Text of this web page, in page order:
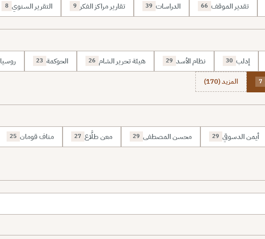
تقدير الموقف 66 الدراسات 39 تقارير مراكز الفكر 9 التقرير السنوي 8
إدلب 30 نظام الأسد 29 هيئة تحرير الشام 26 الحوكمة 23 روسيا
7 المزيد (170)
أيمن الدسوقي 29 محسن المصطفى 29 معن طلَّاع 27 مناف قومان 25